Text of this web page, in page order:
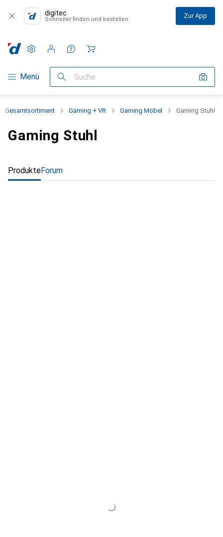
digitec
Schneller finden und bestellen Zur App
Navigation nach Kategorien
Menü Suche
Einstellungen
Kundenkonto
Vergleichslisten
Merklisten
Warenkorb
Gesamtsortiment Gaming + VR Gaming Möbel Gaming Stuhl
Gaming Stuhl
ProdukteForum